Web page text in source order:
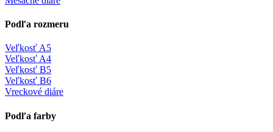
Podľa rozmeru
Veľkosť A5
Veľkosť A4
Veľkosť B5
Veľkosť B6
Vreckové diáre
Podľa farby